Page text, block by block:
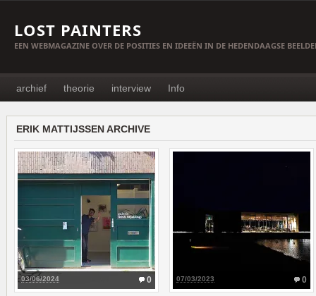
LOST PAINTERS
EEN WEBMAGAZINE OVER DE POSITIES EN IDEEËN IN DE HEDENDAAGSE
archief theorie interview Info
ERIK MATTIJSSEN ARCHIVE
0
03/06/2024 0
07/03/2023